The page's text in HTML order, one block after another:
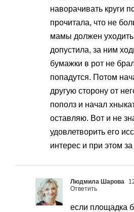
наворачивать круги
прочитала, что не
мамы должен
допустила, за ним
бумажки в рот не
попадутся. Потом
другую сторону от
пополз и начал
оставляю. Вот и не
удовлетворить его
интерес и при этом
Людмила Шарова
Ответить
если площадка